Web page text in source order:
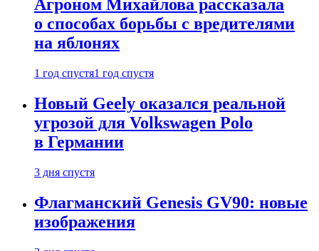
Агроном Михайлова рассказала
о способах борьбы с вредителями
на яблонях
1 год спустя1 год спустя
Новый Geely оказался реальной
угрозой для Volkswagen Polo
в Германии
3 дня спустя
Флагманский Genesis GV90: новые
изображения